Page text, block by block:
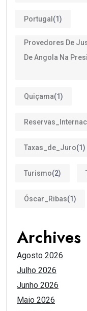
Portugal (1)
Provedores De
De Angola Na
Quiçama(1)
Taxas_de_Juro(1)
Turismo(2)
Óscar_Ribas(1)
Archives
Agosto 2026
Julho 2026
Junho 2026
Maio 2026